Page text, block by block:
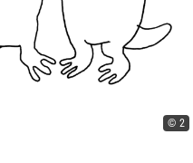
© 2